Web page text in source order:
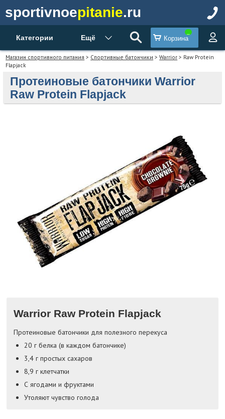
sportivnoepitanie.ru
Категории Ещё Корзина
Магазин спортивного питания > Спортивные батончики >Warrior > Raw Protein
Flapjack
Протеиновые батончики Warrior
Raw Protein Flapjack
Warrior Raw Protein Flapjack
Протеиновые батончики для полезного перекуса
20 г белка (в каждом батончике)
3,4 г простых сахаров
8,9 г клетчатки
С ягодами и фруктами
Утоляют чувство голода